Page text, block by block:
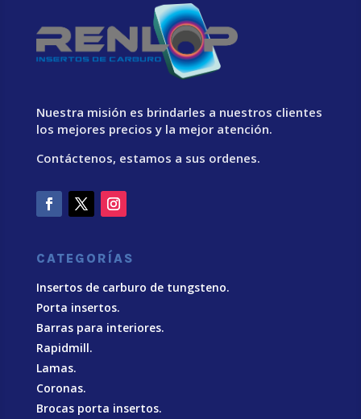
Nuestra misión es brindarles a nuestros clientes
los mejores precios y la mejor atención.
Contáctenos, estamos a sus ordenes.
CATEGORÍAS
Insertos de carburo de tungsteno.
Porta insertos.
Barras para interiores.
Rapidmill.
Lamas.
Coronas.
Brocas porta insertos.